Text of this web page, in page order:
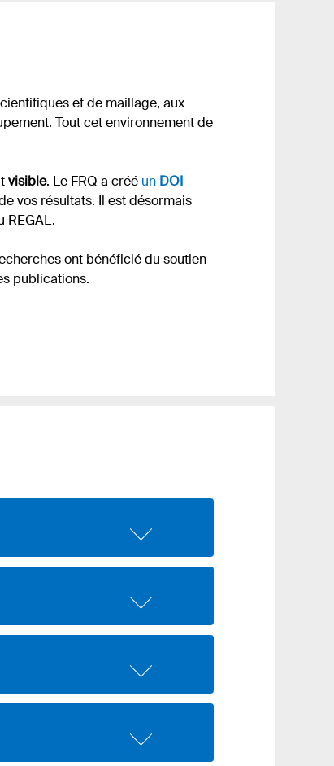
et de maillage, aux
Tout cet environnement de
visible. Le FRQ a créé un DOI
vos résultats. Il est désormais
REGAL.
ont bénéficié du soutien
publications.